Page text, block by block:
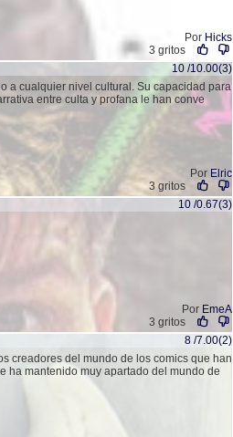
Por Hicks
3 gritos
10 /10.00(3)
a cualquier nivel cultural. Su capacidad para
entre culta y profana le han conve
Por Elric
3 gritos
10 /0.67(3)
Por EmeA
3 gritos
8 /7.00(2)
creadores del mundo de los comics que han
ha mantenido muy apartado del mundo de